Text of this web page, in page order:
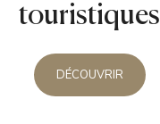
touristiques
DÉCOUVRIR